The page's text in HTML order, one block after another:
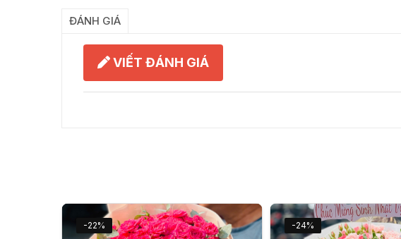
ĐÁNH GIÁ
VIẾT ĐÁNH GIÁ
-22% -24%